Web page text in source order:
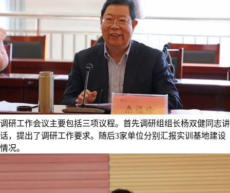
调研工作会议主要包括三项议程。首先调研组组长杨双健同志讲
话，提出了调研工作要求。随后3家单位分别汇报实训基地建设
情况。